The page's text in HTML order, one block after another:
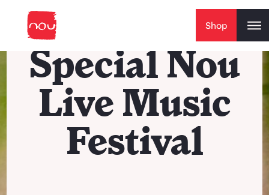
Shop
Special Nou
Live Music
Festival